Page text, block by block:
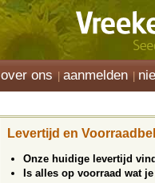
over ons aanmelden
Levertijd en
Onze huidige levertijd
Is alles op voorraad wat